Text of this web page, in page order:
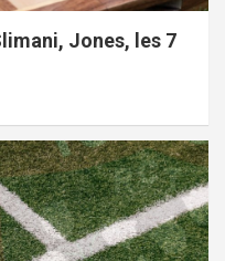
Jones, les 7